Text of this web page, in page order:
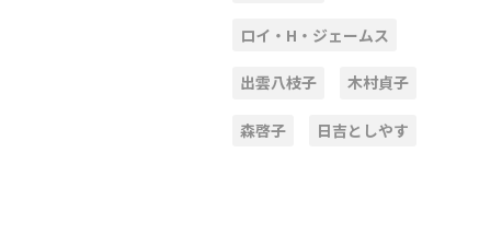
ロイ・H・ジェームス
出雲八枝子 木村貞子
森啓子 日吉としやす